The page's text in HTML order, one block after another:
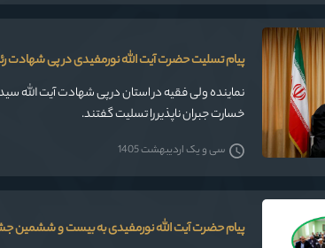
پیام تسلیت حضرت آیت الله نورمفیدی در پی شهادت
نماینده ولی فقیه در استان در
خسارت جبران ناپذیر را تسلیت گفتند.
سی و یک اردیبهشت 1405
پیام حضرت آیت الله نورمفیدی به بیست و ششمین